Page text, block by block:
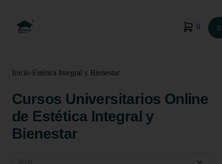
0 ☰
Inicio ›Estética Integral y Bienestar
Cursos Universitarios Online
de Estética Integral y
Bienestar